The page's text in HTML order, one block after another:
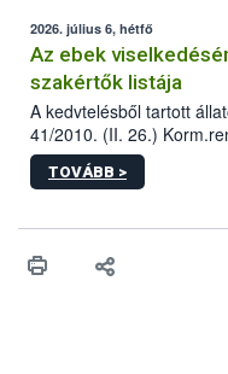
2026. július 6, hétfő
Az ebek
szakértők listája
A kedvtelésből tartott
41/2010. (II. 26.)
sérülés, illetve ennek
hatósági feladatokat,
vonni az ebek
TOVÁBB >